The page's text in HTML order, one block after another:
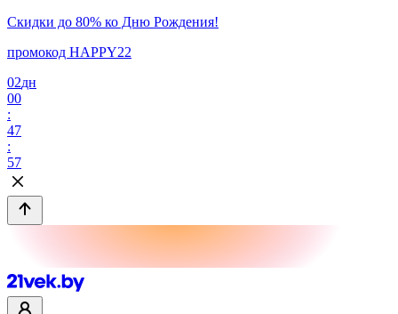
Скидки до 80% ко Дню Рождения!
промокод HAPPY22
02дн
00
:
47
:
57